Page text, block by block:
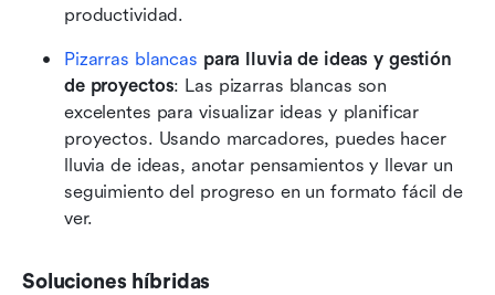
productividad.
Pizarras blancas para lluvia de ideas y gestión
de proyectos: Las pizarras blancas son
excelentes para visualizar ideas y planificar
proyectos. Usando marcadores, puedes hacer
lluvia de ideas, anotar pensamientos y llevar un
seguimiento del progreso en un formato fácil de
ver.
Soluciones híbridas